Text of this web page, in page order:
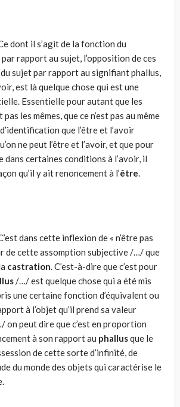
dont il s’agit de la fonction du
par rapport au sujet, l’opposition de ces
sujet par rapport au signifiant phallus,
est là quelque chose qui est une
Essentielle pour autant que les
les mêmes, que ce n’est pas au même
que l’être et l’avoir
ne peut l’être et l’avoir, et que pour
dans certaines conditions à l’avoir, il
qu’il y ait renoncement à l’être.
dans cette inflexion de « n’être pas
de cette assomption subjective /…/ que
castration. C’est-à-dire que c’est pour
/…/ est quelque chose qui a été mis
une certaine fonction d’équivalent ou
à l’objet qu’il prend sa valeur
on peut dire que c’est en proportion
à son rapport au phallusque le
de cette sorte d’infinité, de
du monde des objets qui caractérise le